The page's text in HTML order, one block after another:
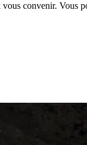
convenir. Vous